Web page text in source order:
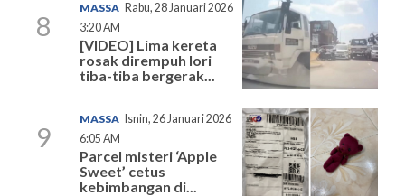
8
MASSA Rabu, 28 Januari 2026
3:20 AM
[VIDEO] Lima kereta
rosak dirempuh lori
tiba-tiba bergerak...
9
MASSA Isnin, 26 Januari 2026
6:05 AM
Parcel misteri ‘Apple
Sweet’ cetus
kebimbangan di...